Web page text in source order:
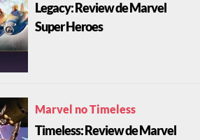
Legacy: Review de Marvel
Super Heroes
Marvel no Timeless
Timeless: Review de Marvel